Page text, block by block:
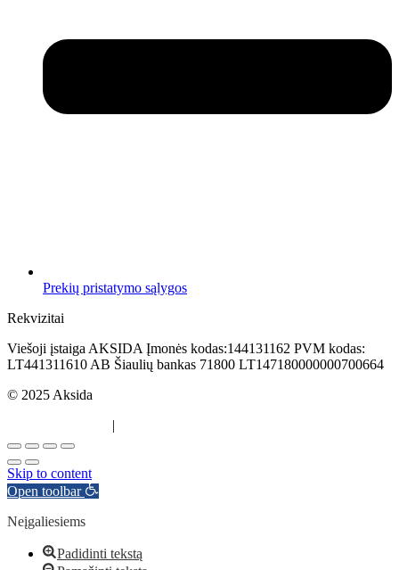
Prekių pristatymo sąlygos
Rekvizitai
Viešoji įstaiga AKSIDA Įmonės kodas:144131162 PVM kodas:
LT441311610 AB Šiaulių bankas 71800 LT147180000000700664
© 2025 Aksida
|
Skip to content
Open toolbar
Neįgaliesiems
Padidinti tekstą